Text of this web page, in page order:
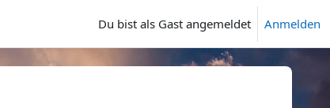
Du bist als Gast angemeldet Anmelden